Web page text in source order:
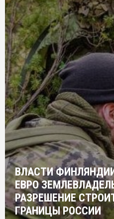
ВЛАСТИ
ЕВРО
РАЗРЕШЕНИЕ
ГРАНИЦЫ РОССИИ